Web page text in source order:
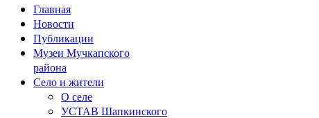
Главная
Новости
Публикации
Музеи Мучкапского
района
Село и жители
О селе
УСТАВ Шапкинского